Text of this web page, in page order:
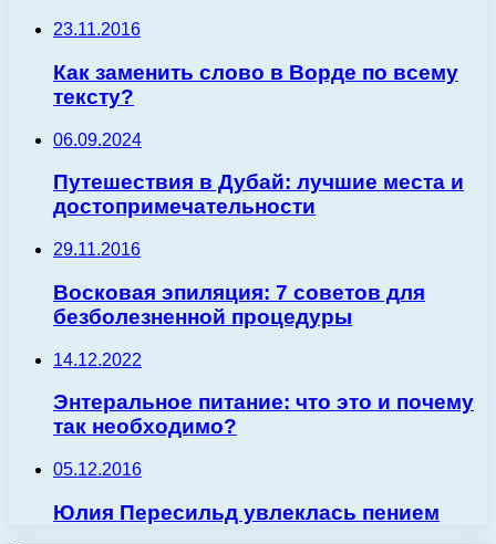
23.11.2016
Как заменить слово в Ворде по всему
тексту?
06.09.2024
Путешествия в Дубай: лучшие места и
достопримечательности
29.11.2016
Восковая эпиляция: 7 советов для
безболезненной процедуры
14.12.2022
Энтеральное питание: что это и почему
так необходимо?
05.12.2016
Юлия Пересильд увлеклась пением